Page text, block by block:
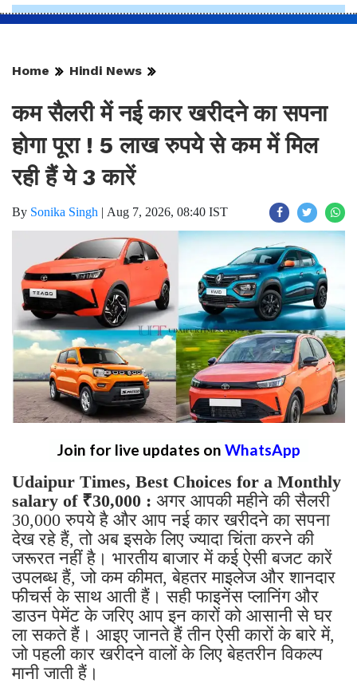
Home Hindi News
कम सैलरी में नई कार खरीदने का सपना
होगा पूरा ! 5 लाख रुपये से कम में मिल
रही हैं ये 3 कारें
By Sonika Singh | Aug 7, 2026, 08:40 IST
Join for live updates on WhatsApp
Udaipur Times, Best Choices for a Monthly
salary of ₹30,000 : अगर आपकी महीने की सैलरी
30,000 रुपये है और आप नई कार खरीदने का सपना
देख रहे हैं, तो अब इसके लिए ज्यादा चिंता करने की
जरूरत नहीं है। भारतीय बाजार में कई ऐसी बजट कारें
उपलब्ध हैं, जो कम कीमत, बेहतर माइलेज और शानदार
फीचर्स के साथ आती हैं। सही फाइनेंस प्लानिंग और
डाउन पेमेंट के जरिए आप इन कारों को आसानी से घर
ला सकते हैं। आइए जानते हैं तीन ऐसी कारों के बारे में,
जो पहली कार खरीदने वालों के लिए बेहतरीन विकल्प
मानी जाती हैं।